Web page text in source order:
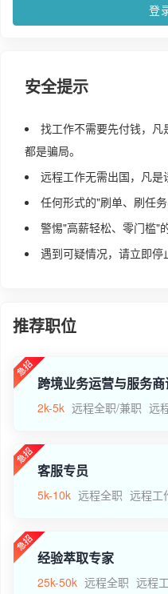
登
安全提示
找工作不需要先付钱，
都是骗局。
远程工作无需出国，凡是
任何形式的"刷单、刷任
警惕"高薪轻松、零门槛"
遇到可疑情况，请立即停
推荐职位
跨境业务运营与服务
2k-5k 远程全职/兼职 远
客服专员
5k-10k 远程全职 远程工
经验萃取专家
25k-50k 远程全职 远程